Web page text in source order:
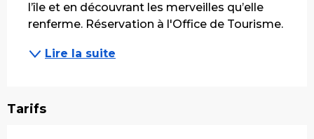
l’île et en découvrant les merveilles qu’elle
renferme. Réservation à l'Office de Tourisme.
Lire la suite
Tarifs